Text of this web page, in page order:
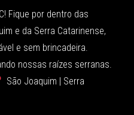
Fique por dentro das
e da Serra Catarinense,
e sem brincadeira.
nossas raízes serranas.
São Joaquim | Serra